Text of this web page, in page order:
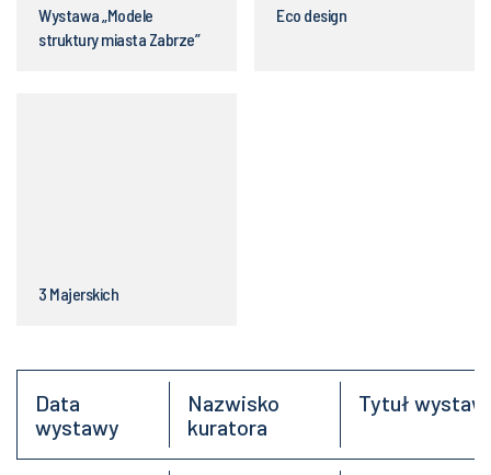
Wystawa „Modele
struktury miasta Zabrze”
Eco design
3 Majerskich
Data
wystawy
Nazwisko
kuratora
Tytuł